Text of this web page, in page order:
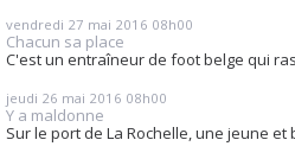
vendredi 27 mai 2016 08h00
Chacun sa place
C'est un entraîneur de foot belge qui
jeudi 26 mai 2016 08h00
Y a maldonne
Sur le port de La Rochelle, une jeune et